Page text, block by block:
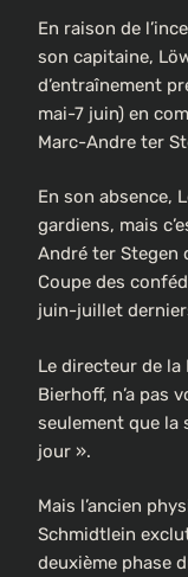
En raison de
son capitaine,
d’entraînement
mai-7 juin) en
Marc-Andre ter
En son absence,
gardiens, mais
André ter Stegen
Coupe des
juin-juillet
Le directeur de la
Bierhoff, n’a pas
seulement que la
jour ».
Mais l’ancien
Schmidtlein
deuxième phase